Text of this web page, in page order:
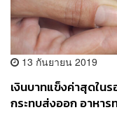
13 กันยายน 2019
เงินบาทแข็งค่าสุดใน
กระทบส่งออก อาหาร